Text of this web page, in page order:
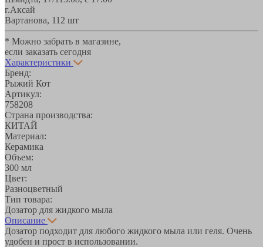
г.Аксай
Вартанова, 11 2 шт
* Можно забрать в магазине,
если заказать сегодня
Характеристики
Бренд:
Рыжий Кот
Артикул:
758208
Страна производства:
КИТАЙ
Материал:
Керамика
Объем:
300 мл
Цвет:
Разноцветный
Тип товара:
Дозатор для жидкого мыла
Описание
Дозатор подходит для любого жидкого мыла или геля. Очень
удобен и прост в использовании.